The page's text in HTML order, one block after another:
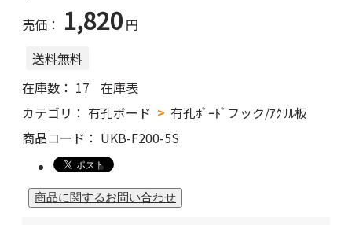
売価： 1,820 円
送料無料
在庫数： 17
在庫表
カテゴリ： 有孔ボード
有孔ﾎﾞｰﾄﾞフック/ｱｸﾘﾙ板
商品コード： UKB-F200-5S